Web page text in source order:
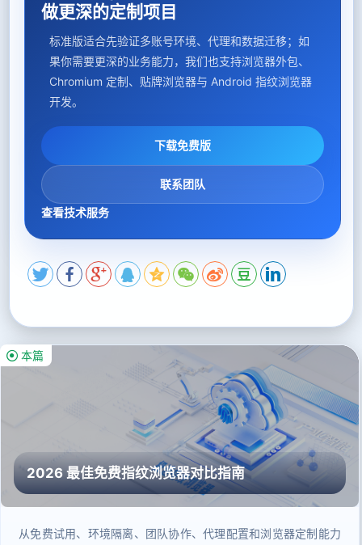
做更深的定制项目
标准版适合先验证多账号环境、代理和数据迁移；如
果你需要更深的业务能力，我们也支持浏览器外包、
Chromium 定制、贴牌浏览器与 Android 指纹浏览器
开发。
下载免费版
联系团队
查看技术服务
本篇
2026 最佳免费指纹浏览器对比指南
从免费试用、环境隔离、团队协作、代理配置和浏览器定制能力